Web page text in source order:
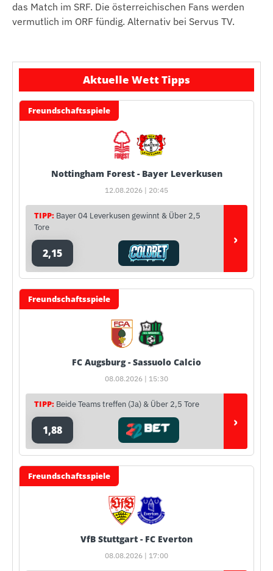
das Match im SRF. Die österreichischen Fans werden
vermutlich im ORF fündig. Alternativ bei Servus TV.
Aktuelle Wett Tipps
Freundschaftsspiele
Nottingham Forest - Bayer Leverkusen
12.08.2026 | 20:45
TIPP: Bayer 04 Leverkusen gewinnt & Über 2,5
Tore
2,15
›
Freundschaftsspiele
FC Augsburg - Sassuolo Calcio
08.08.2026 | 15:30
TIPP: Beide Teams treffen (Ja) & Über 2,5 Tore
1,88 ›
Freundschaftsspiele
VfB Stuttgart - FC Everton
08.08.2026 | 17:00